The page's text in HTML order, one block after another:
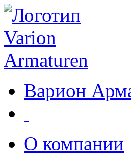
Варион
О компании